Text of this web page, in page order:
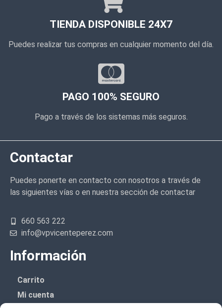
TIENDA DISPONIBLE 24X7
Puedes realizar tus compras en cualquier momento del día.
PAGO 100% SEGURO
Pago a través de los sistemas más seguros.
Contactar
Puedes ponerte en contacto con nosotros a través de
las siguientes vías o en nuestra sección de contactar
660 563 222
info@vpvicenteperez.com
Información
Carrito
Mi cuenta